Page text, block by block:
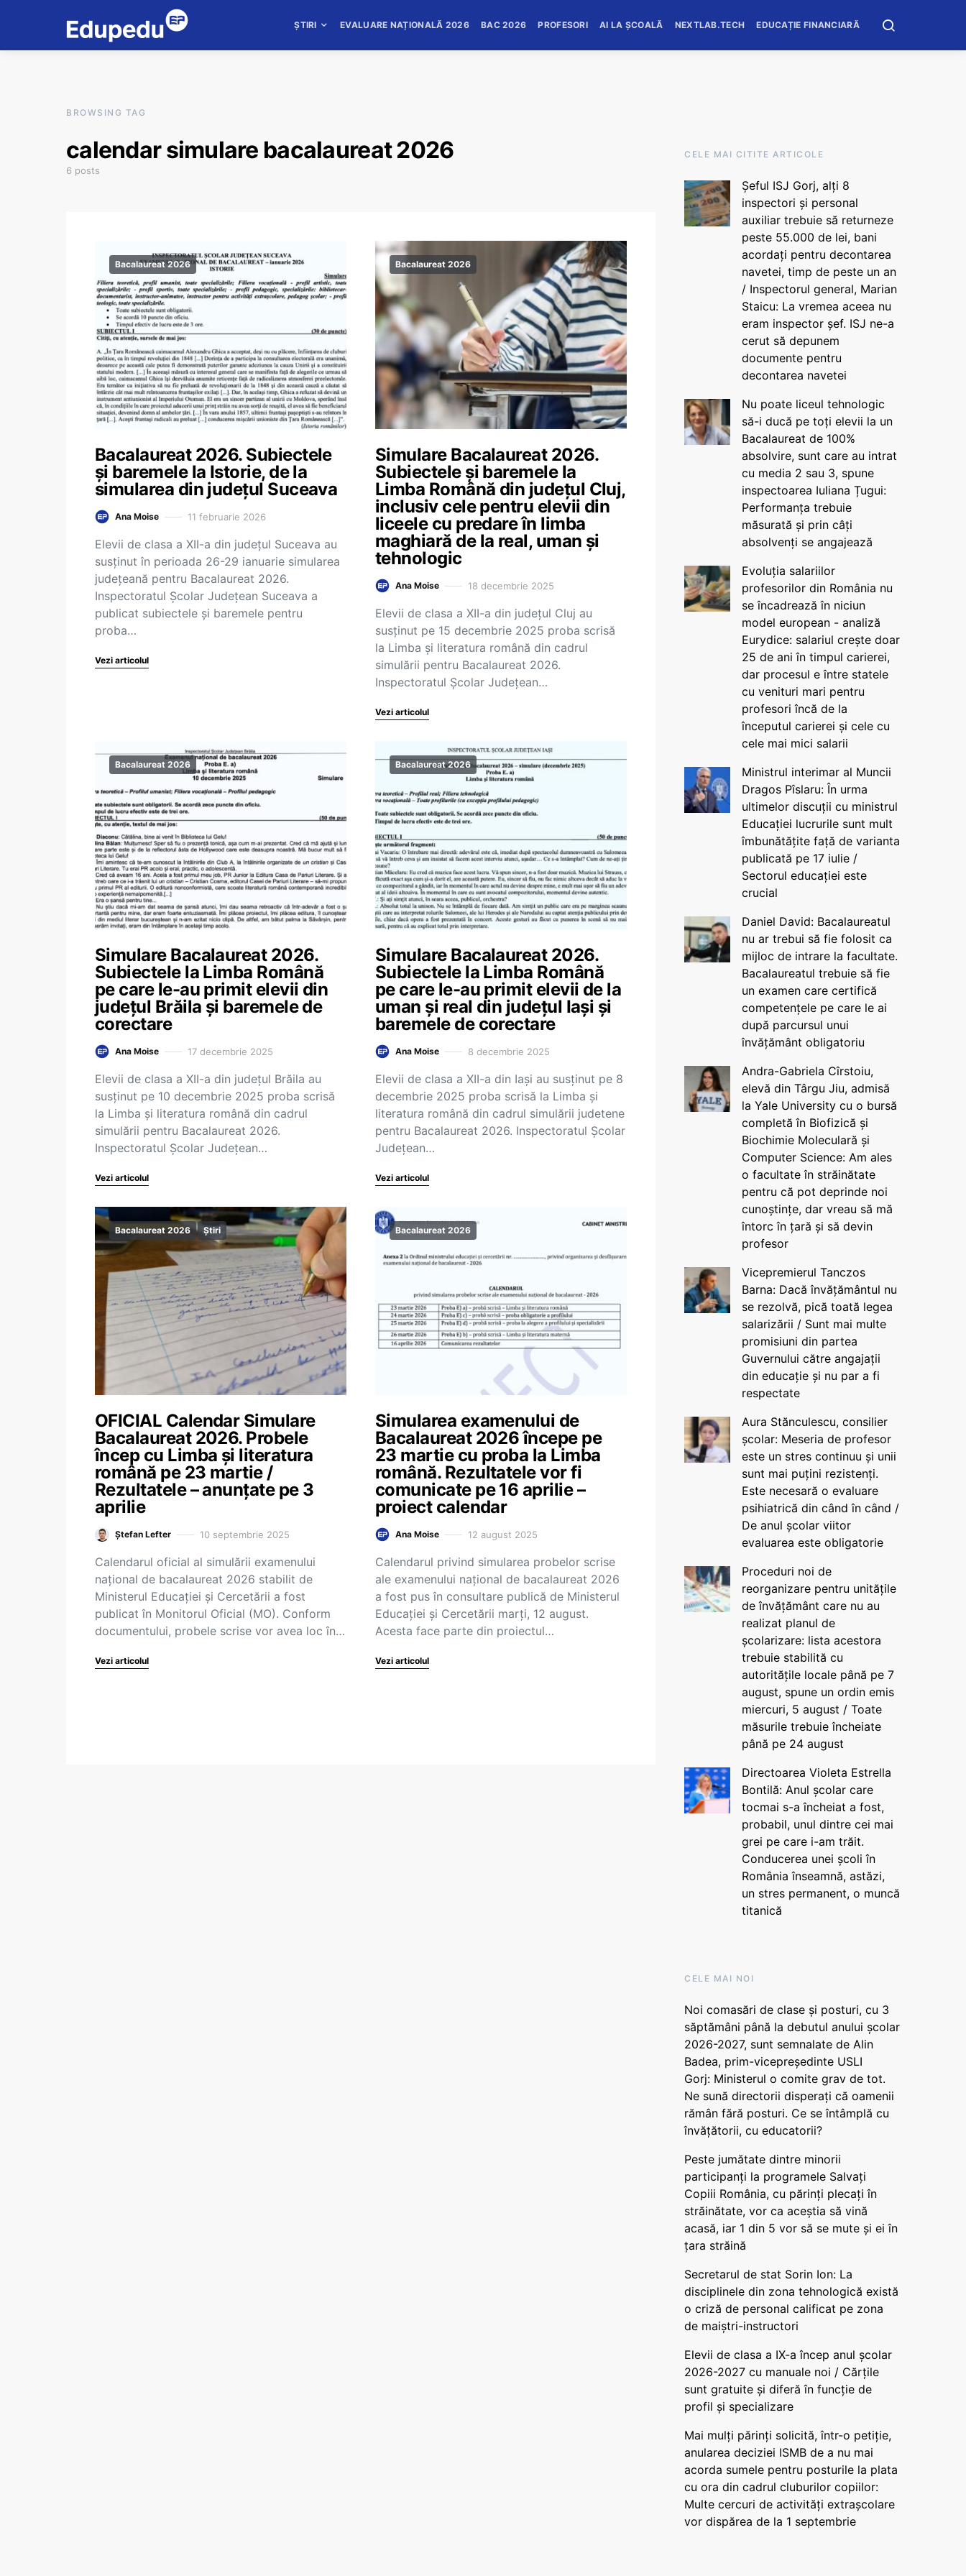
ȘTIRI EVALUARE NAȚIONALĂ 2026 BAC 2026 PROFESORI AI LA ȘCOALĂ NEXTLAB.TECH EDUCAȚIE FINANCIARĂ
BROWSING TAG
calendar simulare bacalaureat 2026
6 posts
Bacalaureat 2026
Bacalaureat 2026. Subiectele
și baremele la Istorie, de la
simularea din județul Suceava
Ana Moise 11 februarie 2026
Elevii de clasa a XII-a din județul Suceava au
susținut în perioada 26-29 ianuarie simularea
județeană pentru Bacalaureat 2026.
Inspectoratul Școlar Județean Suceava a
publicat subiectele și baremele pentru
proba…
Vezi articolul
Bacalaureat 2026
Simulare Bacalaureat 2026.
Subiectele și baremele la
Limba Română din județul Cluj,
inclusiv cele pentru elevii din
liceele cu predare în limba
maghiară de la real, uman și
tehnologic
Ana Moise 18 decembrie 2025
Elevii de clasa a XII-a din județul Cluj au
susținut pe 15 decembrie 2025 proba scrisă
la Limba şi literatura română din cadrul
simulării pentru Bacalaureat 2026.
Inspectoratul Școlar Județean…
Vezi articolul
Bacalaureat 2026
Simulare Bacalaureat 2026.
Subiectele la Limba Română
pe care le-au primit elevii din
județul Brăila și baremele de
corectare
Ana Moise 17 decembrie 2025
Elevii de clasa a XII-a din județul Brăila au
susținut pe 10 decembrie 2025 proba scrisă
la Limba şi literatura română din cadrul
simulării pentru Bacalaureat 2026.
Inspectoratul Școlar Județean…
Vezi articolul
Bacalaureat 2026
Simulare Bacalaureat 2026.
Subiectele la Limba Română
pe care le-au primit elevii de la
uman și real din județul Iași și
baremele de corectare
Ana Moise 8 decembrie 2025
Elevii de clasa a XII-a din Iași au susținut pe 8
decembrie 2025 proba scrisă la Limba şi
literatura română din cadrul simulării judetene
pentru Bacalaureat 2026. Inspectoratul Școlar
Județean…
Vezi articolul
Bacalaureat 2026 Știri
OFICIAL Calendar Simulare
Bacalaureat 2026. Probele
încep cu Limba și literatura
română pe 23 martie /
Rezultatele – anunțate pe 3
aprilie
Ștefan Lefter 10 septembrie 2025
Calendarul oficial al simulării examenului
național de bacalaureat 2026 stabilit de
Ministerul Educației și Cercetării a fost
publicat în Monitorul Oficial (MO). Conform
documentului, probele scrise vor avea loc în…
Vezi articolul
Bacalaureat 2026
Simularea examenului de
Bacalaureat 2026 începe pe
23 martie cu proba la Limba
română. Rezultatele vor fi
comunicate pe 16 aprilie –
proiect calendar
Ana Moise 12 august 2025
Calendarul privind simularea probelor scrise
ale examenului național de bacalaureat 2026
a fost pus în consultare publică de Ministerul
Educației şi Cercetării marți, 12 august.
Acesta face parte din proiectul…
Vezi articolul
CELE MAI CITITE ARTICOLE
Șeful ISJ Gorj, alți 8
inspectori și personal
auxiliar trebuie să returneze
peste 55.000 de lei, bani
acordați pentru decontarea
navetei, timp de peste un an
/ Inspectorul general, Marian
Staicu: La vremea aceea nu
eram inspector șef. ISJ ne-a
cerut să depunem
documente pentru
decontarea navetei
Nu poate liceul tehnologic
să-i ducă pe toți elevii la un
Bacalaureat de 100%
absolvire, sunt care au intrat
cu media 2 sau 3, spune
inspectoarea Iuliana Țugui:
Performanța trebuie
măsurată și prin câți
absolvenți se angajează
Evoluția salariilor
profesorilor din România nu
se încadrează în niciun
model european - analiză
Eurydice: salariul crește doar
25 de ani în timpul carierei,
dar procesul e între statele
cu venituri mari pentru
profesori încă de la
începutul carierei și cele cu
cele mai mici salarii
Ministrul interimar al Muncii
Dragos Pîslaru: În urma
ultimelor discuții cu ministrul
Educației lucrurile sunt mult
îmbunătățite față de varianta
publicată pe 17 iulie /
Sectorul educației este
crucial
Daniel David: Bacalaureatul
nu ar trebui să fie folosit ca
mijloc de intrare la facultate.
Bacalaureatul trebuie să fie
un examen care certifică
competențele pe care le ai
după parcursul unui
învățământ obligatoriu
Andra-Gabriela Cîrstoiu,
elevă din Târgu Jiu, admisă
la Yale University cu o bursă
completă în Biofizică și
Biochimie Moleculară și
Computer Science: Am ales
o facultate în străinătate
pentru că pot deprinde noi
cunoștințe, dar vreau să mă
întorc în țară și să devin
profesor
Vicepremierul Tanczos
Barna: Dacă învățământul nu
se rezolvă, pică toată legea
salarizării / Sunt mai multe
promisiuni din partea
Guvernului către angajații
din educație și nu par a fi
respectate
Aura Stănculescu, consilier
școlar: Meseria de profesor
este un stres continuu și unii
sunt mai puțini rezistenți.
Este necesară o evaluare
psihiatrică din când în când /
De anul școlar viitor
evaluarea este obligatorie
Proceduri noi de
reorganizare pentru unitățile
de învățământ care nu au
realizat planul de
școlarizare: lista acestora
trebuie stabilită cu
autoritățile locale până pe 7
august, spune un ordin emis
miercuri, 5 august / Toate
măsurile trebuie încheiate
până pe 24 august
Directoarea Violeta Estrella
Bontilă: Anul școlar care
tocmai s-a încheiat a fost,
probabil, unul dintre cei mai
grei pe care i-am trăit.
Conducerea unei școli în
România înseamnă, astăzi,
un stres permanent, o muncă
titanică
CELE MAI NOI
Noi comasări de clase și posturi, cu 3
săptămâni până la debutul anului școlar
2026-2027, sunt semnalate de Alin
Badea, prim-vicepreședinte USLI
Gorj: Ministerul o comite grav de tot.
Ne sună directorii disperați că oamenii
rămân fără posturi. Ce se întâmplă cu
învățătorii, cu educatorii?
Peste jumătate dintre minorii
participanți la programele Salvați
Copiii România, cu părinți plecați în
străinătate, vor ca aceștia să vină
acasă, iar 1 din 5 vor să se mute și ei în
țara străină
Secretarul de stat Sorin Ion: La
disciplinele din zona tehnologică există
o criză de personal calificat pe zona
de maiștri-instructori
Elevii de clasa a IX-a încep anul școlar
2026-2027 cu manuale noi / Cărțile
sunt gratuite și diferă în funcție de
profil și specializare
Mai mulți părinți solicită, într-o petiție,
anularea deciziei ISMB de a nu mai
acorda sumele pentru posturile la plata
cu ora din cadrul cluburilor copiilor:
Multe cercuri de activități extrașcolare
vor dispărea de la 1 septembrie